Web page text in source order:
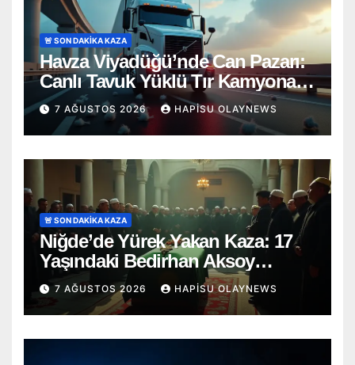
🚨 SON DAKİKA KAZA
Havza Viyadüğü’nde Can Pazarı:
Canlı Tavuk Yüklü Tır Kamyona
Ok Gibi Saplandı!
7 AĞUSTOS 2026 HAPISU OLAYNEWS
🚨 SON DAKİKA KAZA
Niğde’de Yürek Yakan Kaza: 17
Yaşındaki Bedirhan Aksoy
Toprağa Verildi
7 AĞUSTOS 2026 HAPISU OLAYNEWS